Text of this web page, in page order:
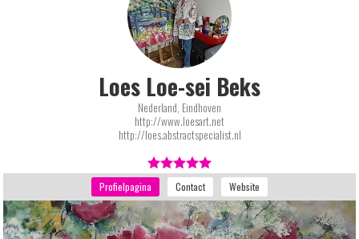
Loes Loe-sei Beks
Nederland, Eindhoven
http://www.loesart.net
http://loes.abstractspecialist.nl